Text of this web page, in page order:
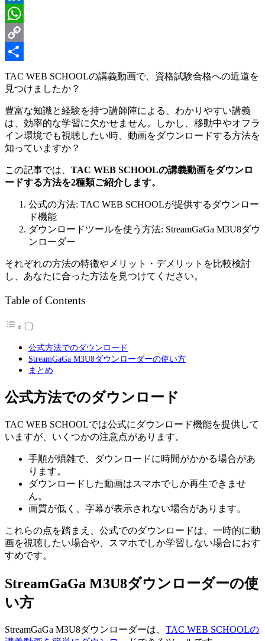
LinkedIn
WhatsApp
Copy
有
TAC WEB SCHOOLの講義動画で、資格試験合格への近道を
見つけましたか？
豊富な知識と経験を持つ講師陣による、わかりやすい講義
は、効率的な学習に欠かせません。しかし、移動中やオフラ
イン環境でも視聴したい時、動画をダウンロードする方法を
知っていますか？
この記事では、 TAC WEB SCHOOLの講義動画をダウンロ
ードする方法を2種類ご紹介します。
公式の方法: TAC WEB SCHOOLが提供するダウンロー
ド機能
ダウンロードツールを使う方法: StreamGaGa M3U8ダウ
ンローダー
それぞれの方法の特徴やメリット・デメリットを比較検討
し、あなたに合った方法を見つけてください。
Table of Contents
公式方法でのダウンロード
StreamGaGa M3U8ダウンローダーの使い方
まとめ
公式方法でのダウンロード
TAC WEB SCHOOLでは公式にダウンロード機能を提供して
いますが、いくつかの注意点があります。
手順が煩雑で、ダウンロードに時間がかかる場合があ
ります。
ダウンロードした動画はスマホでしか再生できませ
ん。
画質が低く、字幕が表示されない場合があります。
これらの点を踏まえ、公式でのダウンロードは、一時的に動
画を視聴したい場合や、スマホでしか学習しない場合におす
すめです。
StreamGaGa M3U8ダウンローダーの使
い方
StreamGaGa M3U8ダウンローダーは、 TAC WEB SCHOOLの